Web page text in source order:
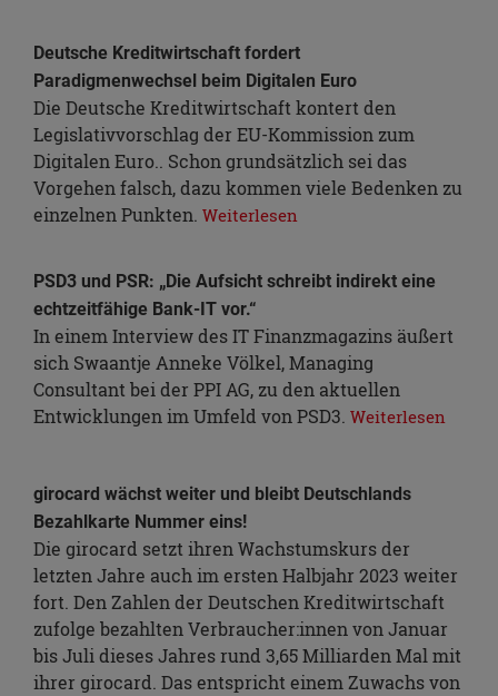
Deutsche Kreditwirtschaft fordert
Paradigmenwechsel beim Digitalen Euro
Die Deutsche Kreditwirtschaft kontert den
Legislativvorschlag der EU-Kommission zum
Digitalen Euro.. Schon grundsätzlich sei das
Vorgehen falsch, dazu kommen viele Bedenken zu
einzelnen Punkten. Weiterlesen
PSD3 und PSR: „Die Aufsicht schreibt indirekt eine
echtzeitfähige Bank-IT vor.“
In einem Interview des IT Finanzmagazins äußert
sich Swaantje Anneke Völkel, Managing
Consultant bei der PPI AG, zu den aktuellen
Entwicklungen im Umfeld von PSD3. Weiterlesen
girocard wächst weiter und bleibt Deutschlands
Bezahlkarte Nummer eins!
Die girocard setzt ihren Wachstumskurs der
letzten Jahre auch im ersten Halbjahr 2023 weiter
fort. Den Zahlen der Deutschen Kreditwirtschaft
zufolge bezahlten Verbraucher:innen von Januar
bis Juli dieses Jahres rund 3,65 Milliarden Mal mit
ihrer girocard. Das entspricht einem Zuwachs von